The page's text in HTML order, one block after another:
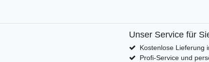
Unser Service für
Kostenlose Lieferung
Profi-Service und